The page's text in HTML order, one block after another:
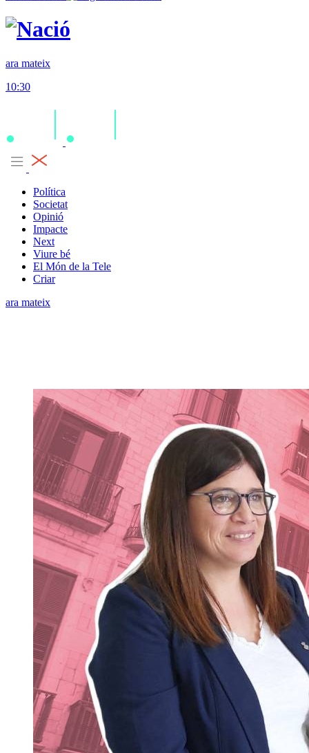
ara mateix
10:30
Política
Societat
Opinió
Impacte
Next
Viure bé
El Món de la Tele
Criar
ara mateix